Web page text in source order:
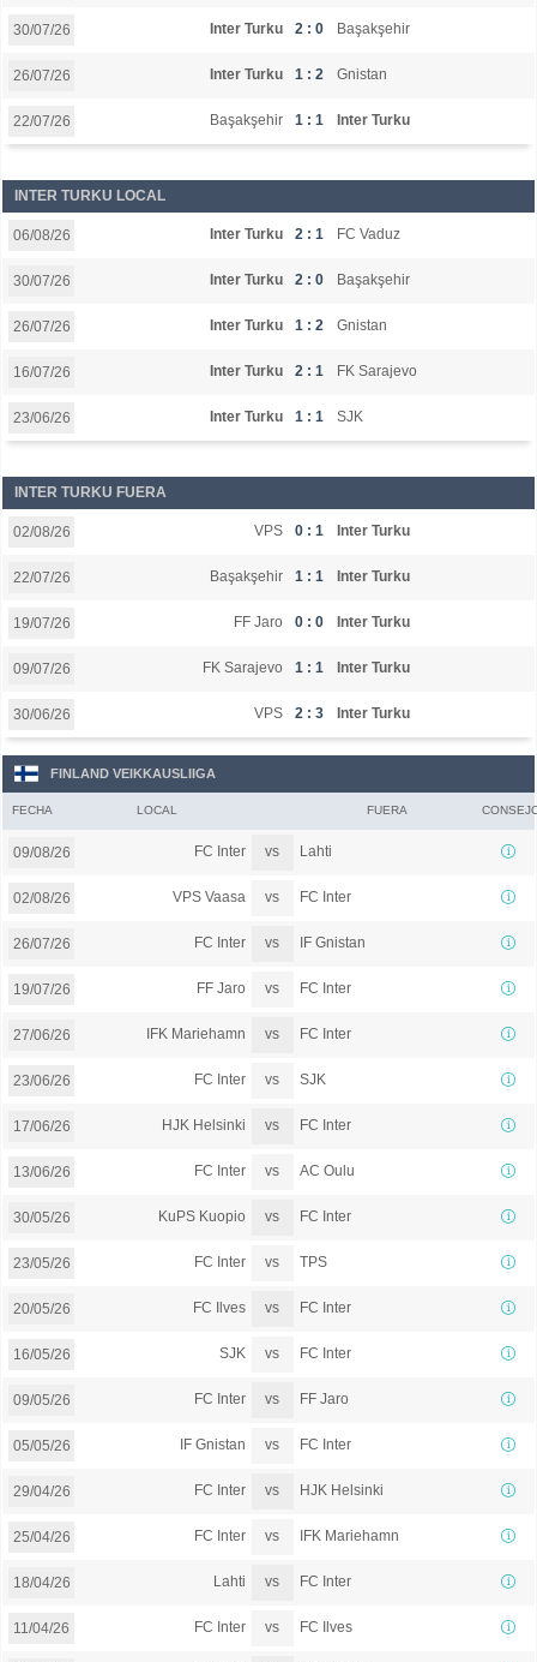
30/07/26 Inter Turku 2 : 0 Başakşehir
26/07/26 Inter Turku 1 : 2 Gnistan
22/07/26 Başakşehir 1 : 1 Inter Turku
INTER TURKU LOCAL
06/08/26 Inter Turku 2 : 1 FC Vaduz
30/07/26 Inter Turku 2 : 0 Başakşehir
26/07/26 Inter Turku 1 : 2 Gnistan
16/07/26 Inter Turku 2 : 1 FK Sarajevo
23/06/26 Inter Turku 1 : 1 SJK
INTER TURKU FUERA
02/08/26 VPS 0 : 1 Inter Turku
22/07/26 Başakşehir 1 : 1 Inter Turku
19/07/26 FF Jaro 0 : 0 Inter Turku
09/07/26 FK Sarajevo 1 : 1 Inter Turku
30/06/26 VPS 2 : 3 Inter Turku
FINLAND VEIKKAUSLIIGA
FECHA LOCAL FUERA
09/08/26 FC Inter vs Lahti
02/08/26 VPS Vaasa vs FC Inter
26/07/26 FC Inter vs IF Gnistan
19/07/26 FF Jaro vs FC Inter
27/06/26 IFK Mariehamn vs FC Inter
23/06/26 FC Inter vs SJK
17/06/26 HJK Helsinki vs FC Inter
13/06/26 FC Inter vs AC Oulu
30/05/26 KuPS Kuopio vs FC Inter
23/05/26 FC Inter vs TPS
20/05/26 FC Ilves vs FC Inter
16/05/26 SJK vs FC Inter
09/05/26 FC Inter vs FF Jaro
05/05/26 IF Gnistan vs FC Inter
29/04/26 FC Inter vs HJK Helsinki
25/04/26 FC Inter vs IFK Mariehamn
18/04/26 Lahti vs FC Inter
11/04/26 FC Inter vs FC Ilves